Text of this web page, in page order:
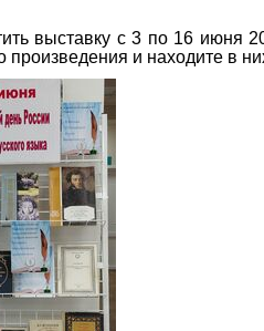
выставку с 3 по 16 июня
произведения и находите в